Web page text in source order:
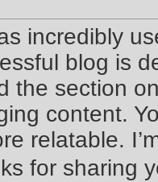
incredibly
blog is
the section
content.
relatable.
for sharing